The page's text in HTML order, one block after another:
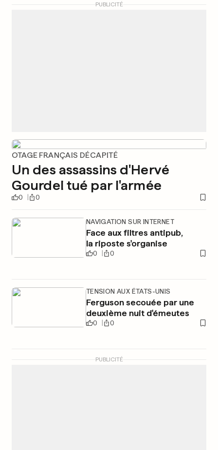
PUBLICITÉ
OTAGE FRANÇAIS DÉCAPITÉ
Un des assassins d'Hervé
Gourdel tué par l'armée
0 0
NAVIGATION SUR INTERNET
Face aux filtres antipub,
la riposte s'organise
0 0
TENSION AUX ÉTATS-UNIS
Ferguson secouée par une
deuxième nuit d'émeutes
0 0
PUBLICITÉ